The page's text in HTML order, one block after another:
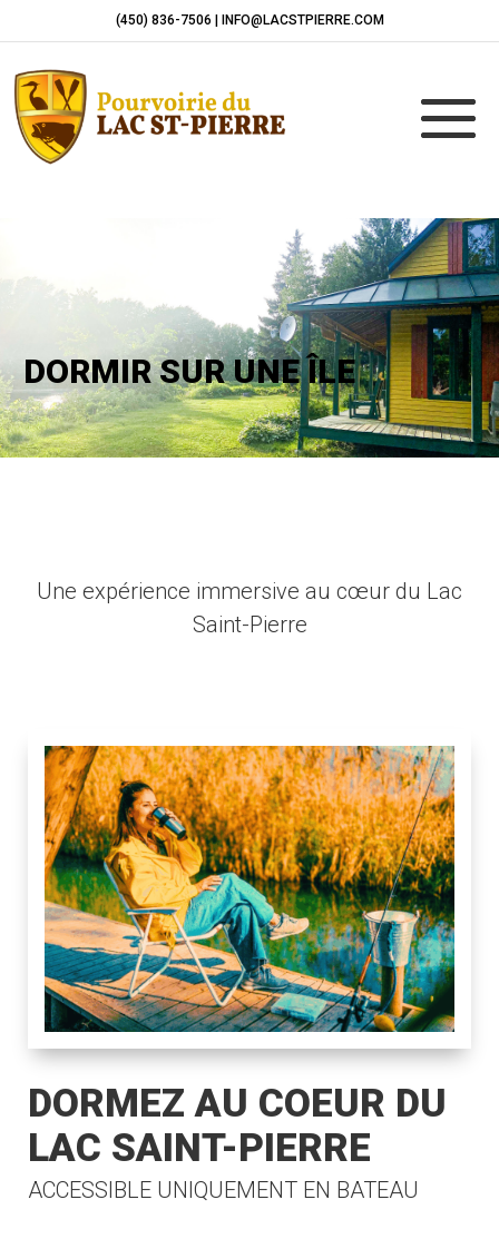
(450) 836-7506 | INFO@LACSTPIERRE.COM
DORMIR SUR UNE ÎLE
Une expérience immersive au cœur du Lac
Saint-Pierre
DORMEZ AU COEUR DU
LAC SAINT-PIERRE
ACCESSIBLE UNIQUEMENT EN BATEAU